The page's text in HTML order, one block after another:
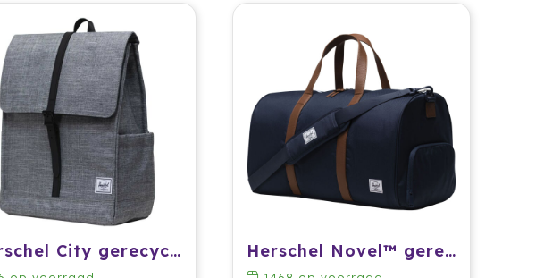
Herschel City gerecyclede rugzak 16 l Herschel Novel™ gerecyclede reistas 43 l